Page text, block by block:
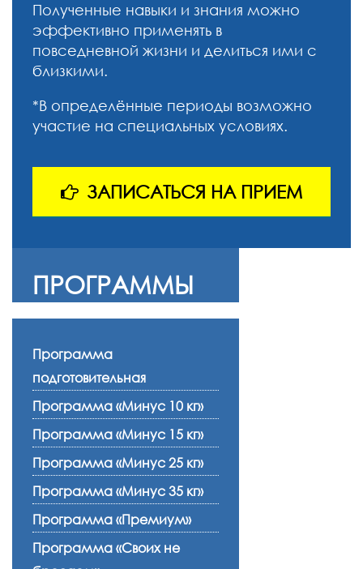
Полученные навыки и знания можно
эффективно применять в
повседневной жизни и делиться ими с
близкими.
*В определённые периоды возможно
участие на специальных условиях.
ЗАПИСАТЬСЯ НА ПРИЕМ
ПРОГРАММЫ
Программа
подготовительная
Программа «Минус 10 кг»
Программа «Минус 15 кг»
Программа «Минус 25 кг»
Программа «Минус 35 кг»
Программа «Премиум»
Программа «Своих не